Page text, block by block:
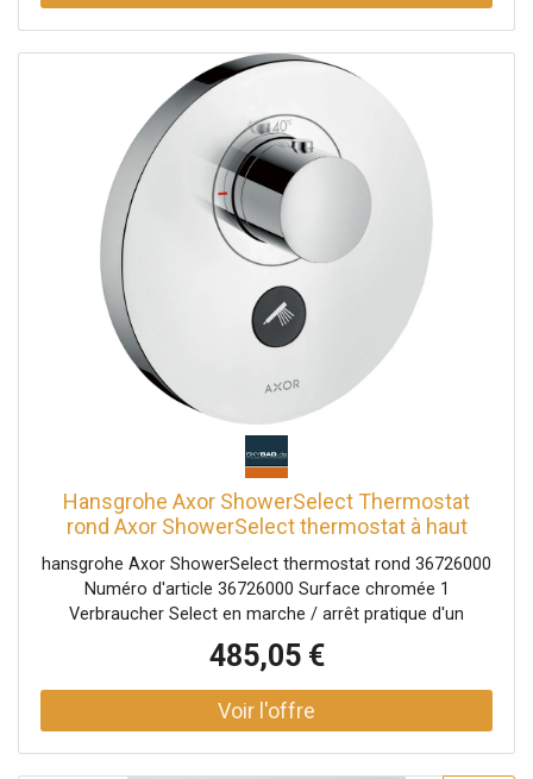
de surface: chrome veuillez commander le corps de base
45442180 séparément - non inclus dans la livraison
Hansgrohe Axor ShowerSelect Thermostat
rond Axor ShowerSelect thermostat à haut
débit encastré, chrome
hansgrohe Axor ShowerSelect thermostat rond 36726000
Numéro d'article 36726000 Surface chromée 1
Verbraucher Select en marche / arrêt pratique d'un
consommateur Select bouton Select Serrure de sécurité
à 40 ° C Débit: 30 l / min veuillez commander iBox
01800180 séparément - non inclus dans la livraison
485,05 €